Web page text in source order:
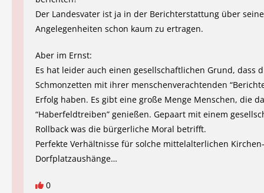
Der Landesvater ist ja in der Berichterstattung über
Angelegenheiten schon kaum zu ertragen.
Aber im Ernst:
Es hat leider auch einen gesellschaftlichen Grund, dass
Schmonzetten mit ihrer menschenverachtenden
Erfolg haben. Es gibt eine große Menge Menschen, die
“Haberfeldtreiben” genießen. Gepaart mit einem
Rollback was die bürgerliche Moral betrifft.
Perfekte Verhältnisse für solche mittelalterlichen
Dorfplatzaushänge…
0